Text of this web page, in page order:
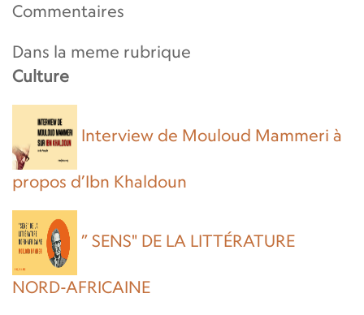
Commentaires
Dans la meme rubrique
Culture
Interview de Mouloud Mammeri à
propos d’Ibn Khaldoun
” SENS" DE LA LITTÉRATURE
NORD-AFRICAINE